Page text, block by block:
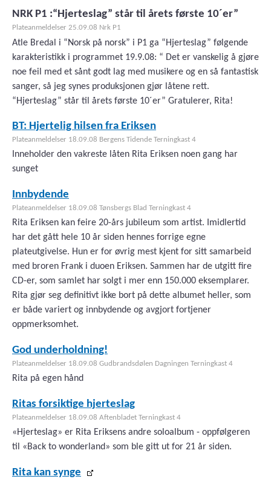
NRK P1 :“Hjerteslag” står til årets første 10´er”
Plateanmeldelser 25.09.08 Nrk P1
Atle Bredal i “Norsk på norsk” i P1 ga “Hjerteslag” følgende
karakteristikk i programmet 19.9.08: “ Det er vanskelig å gjøre
noe feil med et sånt godt lag med musikere og en så fantastisk
sanger, så jeg synes produksjonen gjør låtene rett.
“Hjerteslag” står til årets første 10´er” Gratulerer, Rita!
BT: Hjertelig hilsen fra Eriksen
Plateanmeldelser 18.09.08 Bergens Tidende Terningkast 4
Inneholder den vakreste låten Rita Eriksen noen gang har
sunget
Innbydende
Plateanmeldelser 18.09.08 Tønsbergs Blad Terningkast 4
Rita Eriksen kan feire 20-års jubileum som artist. Imidlertid
har det gått hele 10 år siden hennes forrige egne
plateutgivelse. Hun er for øvrig mest kjent for sitt samarbeid
med broren Frank i duoen Eriksen. Sammen har de utgitt fire
CD-er, som samlet har solgt i mer enn 150.000 eksemplarer.
Rita gjør seg definitivt ikke bort på dette albumet heller, som
er både variert og innbydende og avgjort fortjener
oppmerksomhet.
God underholdning!
Plateanmeldelser 18.09.08 Gudbrandsdølen Dagningen Terningkast 4
Rita på egen hånd
Ritas forsiktige hjerteslag
Plateanmeldelser 18.09.08 Aftenbladet Terningkast 4
«Hjerteslag» er Rita Eriksens andre soloalbum - oppfølgeren
til «Back to wonderland» som ble gitt ut for 21 år siden.
Rita kan synge